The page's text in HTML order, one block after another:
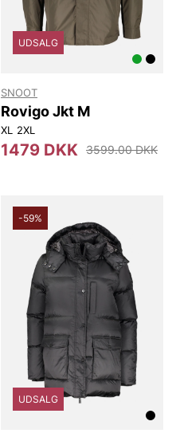
UDSALG
SNOOT
Rovigo Jkt M
XL 2XL
1479 DKK 3599.00 DKK
-59%
UDSALG